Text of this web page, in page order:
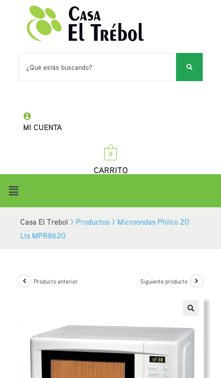
MI CUENTA
0
CARRITO
Casa El Trebol > Productos > Microondas Philco 20
Lts MPR8620
Producto anterior Siguiente producto